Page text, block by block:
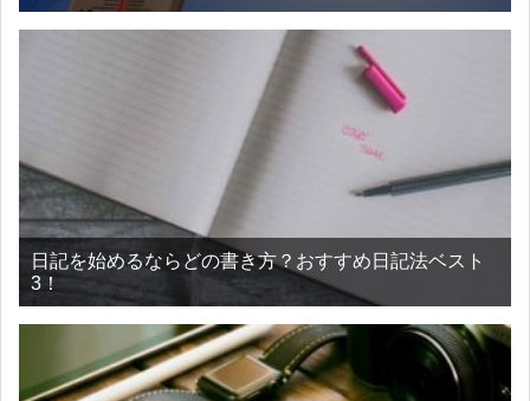
日記を始めるならどの書き方？おすすめ日記法ベスト
3！